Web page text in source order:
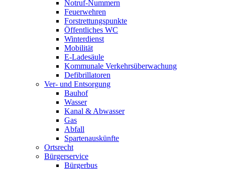
Notruf-Nummern
Feuerwehren
Forstrettungspunkte
Öffentliches WC
Winterdienst
Mobilität
E-Ladesäule
Kommunale Verkehrsüberwachung
Defibrillatoren
Ver- und Entsorgung
Bauhof
Wasser
Kanal & Abwasser
Gas
Abfall
Spartenauskünfte
Ortsrecht
Bürgerservice
Bürgerbus